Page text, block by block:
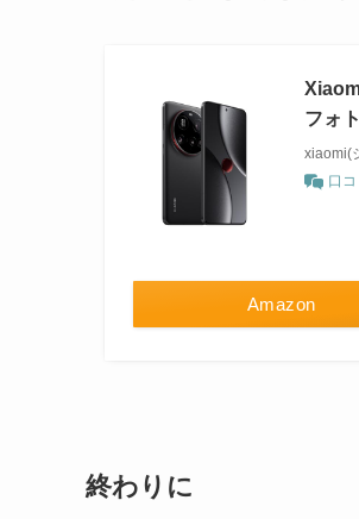
フォ
xiaomi(
口
Amazon
終わりに